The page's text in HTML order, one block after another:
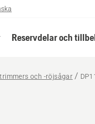
Reservdelar och
och -röjsågar